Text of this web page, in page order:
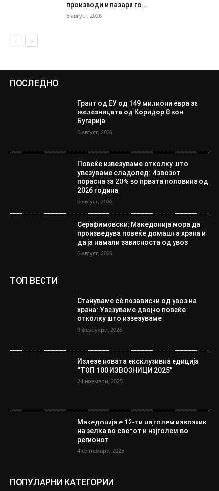
производи и пазари го...
5 август, 2026
ПОСЛЕДНО
Грант од ЕУ од 149 милиони евра за
железницата од Коридор 8 кон
Бугарија
6 август, 2026
Повеќе извезуваме отколку што
увезуваме сладолед: Извозот
порасна за 20% во првата половина од
2026 година
6 август, 2026
Серафимовски: Македонија мора да
произведува повеќе домашна храна и
да ја намали зависноста од увоз
6 август, 2026
ТОП ВЕСТИ
Стануваме сè позависни од увоз на
храна: Увезуваме двојно повеќе
отколку што извезуваме
9 февруари, 2026
Излезе новата ексклузивна едиција
“ТОП 100 ИЗВОЗНИЦИ 2025”
24 ноември, 2025
Македонија е 12-ти најголем извозник
на зелка во светот и најголем во
регионот
4 септември, 2025
ПОПУЛАРНИ КАТЕГОРИИ